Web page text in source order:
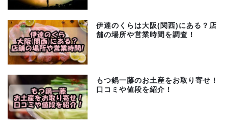
伊達のくらは大阪(関西)にある？店
舗の場所や営業時間を調査！
もつ鍋一藤のお土産をお取り寄せ！
口コミや値段を紹介！